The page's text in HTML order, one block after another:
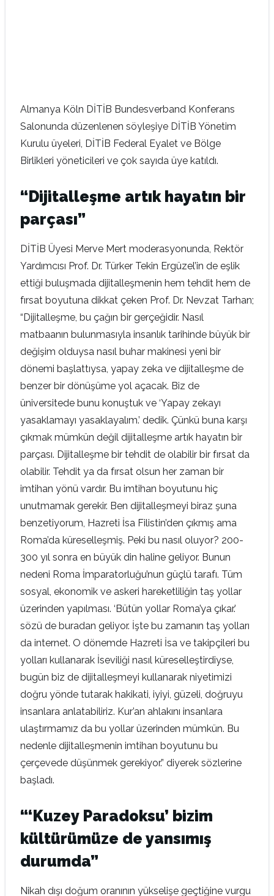
Almanya Köln DİTİB Bundesverband Konferans
Salonunda düzenlenen söyleşiye DİTİB Yönetim
Kurulu üyeleri, DİTİB Federal Eyalet ve Bölge
Birlikleri yöneticileri ve çok sayıda üye katıldı.
“Dijitalleşme artık hayatın bir
parçası”
DİTİB Üyesi Merve Mert moderasyonunda, Rektör
Yardımcısı Prof. Dr. Türker Tekin Ergüzel’in de eşlik
ettiği buluşmada dijitalleşmenin hem tehdit hem de
fırsat boyutuna dikkat çeken Prof. Dr. Nevzat Tarhan;
“Dijitalleşme, bu çağın bir gerçeğidir. Nasıl
matbaanın bulunmasıyla insanlık tarihinde büyük bir
değişim olduysa nasıl buhar makinesi yeni bir
dönemi başlattıysa, yapay zeka ve dijitalleşme de
benzer bir dönüşüme yol açacak. Biz de
üniversitede bunu konuştuk ve ‘Yapay zekayı
yasaklamayı yasaklayalım.’ dedik. Çünkü buna karşı
çıkmak mümkün değil dijitalleşme artık hayatın bir
parçası. Dijitalleşme bir tehdit de olabilir bir fırsat da
olabilir. Tehdit ya da fırsat olsun her zaman bir
imtihan yönü vardır. Bu imtihan boyutunu hiç
unutmamak gerekir. Ben dijitalleşmeyi biraz şuna
benzetiyorum, Hazreti İsa Filistin’den çıkmış ama
Roma’da küreselleşmiş. Peki bu nasıl oluyor? 200-
300 yıl sonra en büyük din haline geliyor. Bunun
nedeni Roma İmparatorluğu’nun güçlü tarafı. Tüm
sosyal, ekonomik ve askeri hareketliliğin taş yollar
üzerinden yapılması. ‘Bütün yollar Roma’ya çıkar.’
sözü de buradan geliyor. İşte bu zamanın taş yolları
da internet. O dönemde Hazreti İsa ve takipçileri bu
yolları kullanarak İseviliği nasıl küreselleştirdiyse,
bugün biz de dijitalleşmeyi kullanarak niyetimizi
doğru yönde tutarak hakikati, iyiyi, güzeli, doğruyu
insanlara anlatabiliriz. Kur’an ahlakını insanlara
ulaştırmamız da bu yollar üzerinden mümkün. Bu
nedenle dijitalleşmenin imtihan boyutunu bu
çerçevede düşünmek gerekiyor.” diyerek sözlerine
başladı.
“‘Kuzey Paradoksu’ bizim
kültürümüze de yansımış
durumda”
Nikah dışı doğum oranının yükselişe geçtiğine vurgu